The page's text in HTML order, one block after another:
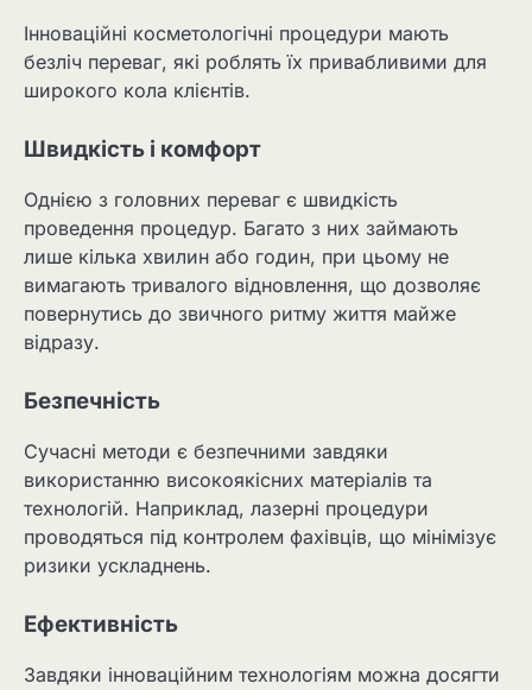
Інноваційні косметологічні процедури мають
безліч переваг, які роблять їх привабливими для
широкого кола клієнтів.
Швидкість і комфорт
Однією з головних переваг є швидкість
проведення процедур. Багато з них займають
лише кілька хвилин або годин, при цьому не
вимагають тривалого відновлення, що дозволяє
повернутись до звичного ритму життя майже
відразу.
Безпечність
Сучасні методи є безпечними завдяки
використанню високоякісних матеріалів та
технологій. Наприклад, лазерні процедури
проводяться під контролем фахівців, що мінімізує
ризики ускладнень.
Ефективність
Завдяки інноваційним технологіям можна досягти